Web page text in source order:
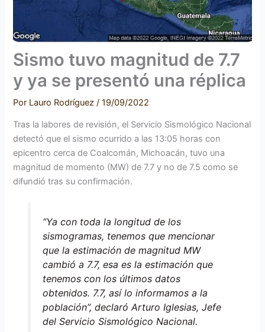
Sismo tuvo magnitud de 7.7
y ya se presentó una réplica
Por Lauro Rodríguez/19/09/2022
Tras la labores de revisión, el Servicio Sismológico Nacional
detectó que el sismo ocurrido a las 13:05 horas con
epicentro cerca de Coalcomán, Michoacán, tuvo una
magnitud de momento (MW) de 7.7 y no de 7.5 como se
difundió tras su confirmación.
“Ya con toda la longitud de los
sismogramas, tenemos que mencionar
que la estimación de magnitud MW
cambió a 7.7, esa es la estimación que
tenemos con los últimos datos
obtenidos. 7.7, así lo informamos a la
población”, declaró Arturo Iglesias, Jefe
del Servicio Sismológico Nacional.